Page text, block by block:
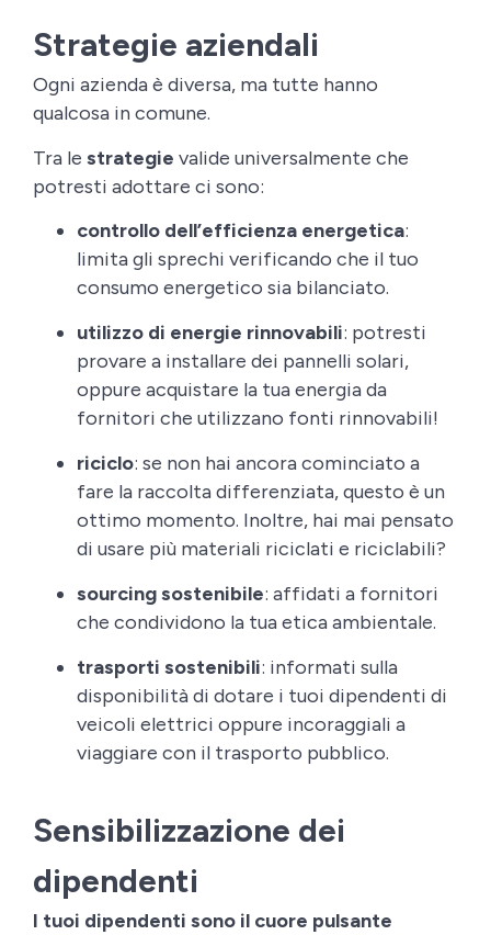
Strategie aziendali
Ogni azienda è diversa, ma tutte hanno
qualcosa in comune.
Tra le strategie valide universalmente che
potresti adottare ci sono:
controllo dell’efficienza energetica:
limita gli sprechi verificando che il tuo
consumo energetico sia bilanciato.
utilizzo di energie rinnovabili: potresti
provare a installare dei pannelli solari,
oppure acquistare la tua energia da
fornitori che utilizzano fonti rinnovabili!
riciclo: se non hai ancora cominciato a
fare la raccolta differenziata, questo è un
ottimo momento. Inoltre, hai mai pensato
di usare più materiali riciclati e riciclabili?
sourcing sostenibile: affidati a fornitori
che condividono la tua etica ambientale.
trasporti sostenibili: informati sulla
disponibilità di dotare i tuoi dipendenti di
veicoli elettrici oppure incoraggiali a
viaggiare con il trasporto pubblico.
Sensibilizzazione dei
dipendenti
I tuoi dipendenti sono il cuore pulsante